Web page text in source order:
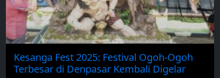
Kesanga Fest 2025: Festival Ogoh-Ogoh
Terbesar di Denpasar Kembali Digelar